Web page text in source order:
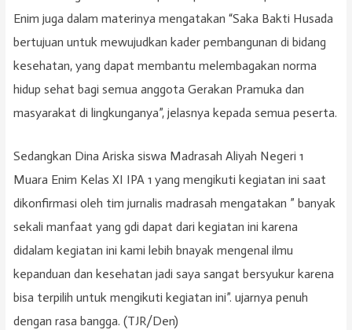
Enim juga dalam materinya mengatakan “Saka Bakti Husada
bertujuan untuk mewujudkan kader pembangunan di bidang
kesehatan, yang dapat membantu melembagakan norma
hidup sehat bagi semua anggota Gerakan Pramuka dan
masyarakat di lingkunganya”, jelasnya kepada semua peserta.
Sedangkan Dina Ariska siswa Madrasah Aliyah Negeri 1
Muara Enim Kelas XI IPA 1 yang mengikuti kegiatan ini saat
dikonfirmasi oleh tim jurnalis madrasah mengatakan ” banyak
sekali manfaat yang gdi dapat dari kegiatan ini karena
didalam kegiatan ini kami lebih bnayak mengenal ilmu
kepanduan dan kesehatan jadi saya sangat bersyukur karena
bisa terpilih untuk mengikuti kegiatan ini”. ujarnya penuh
dengan rasa bangga. (TJR/Den)